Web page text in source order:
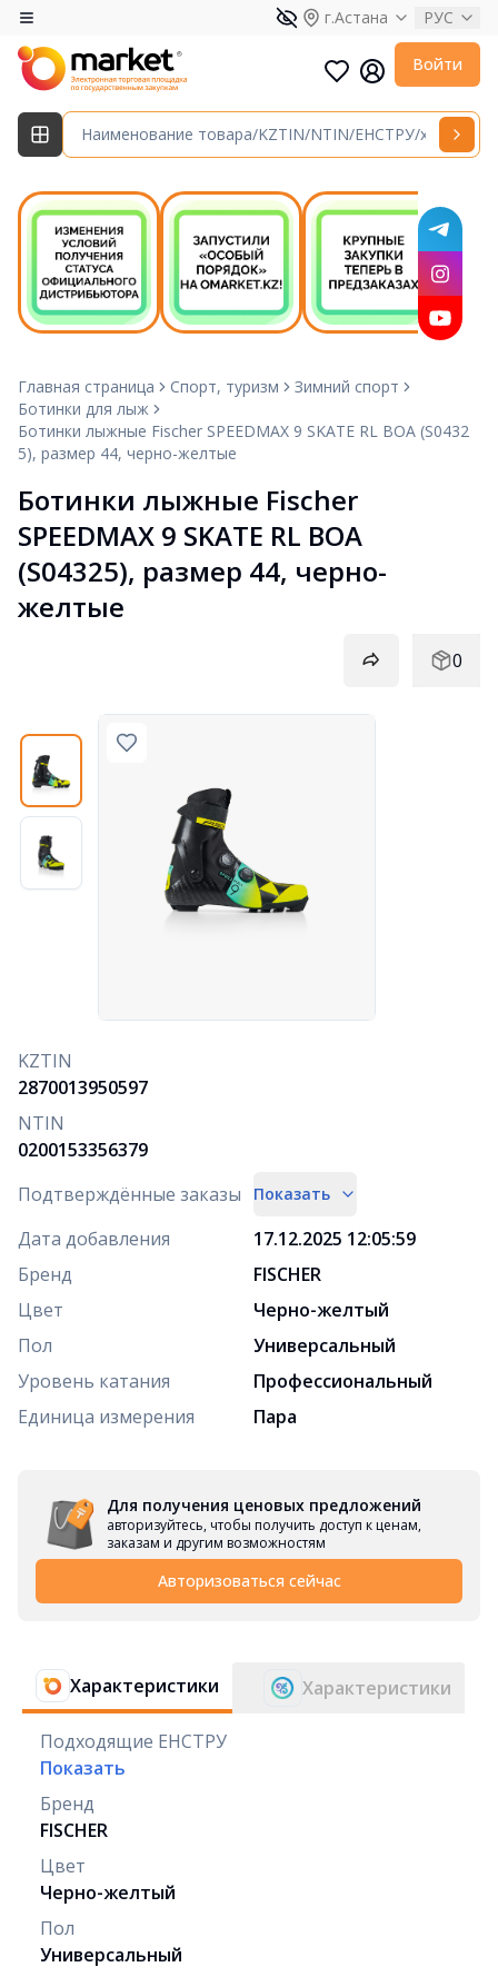
г.Астана РУС
Войти
Главная страница Спорт, туризм
Зимний спорт
Ботинки для лыж
Ботинки лыжные Fischer SPEEDMAX 9 SKATE RL BOA (S0432
5), размер 44, черно-желтые
Ботинки лыжные Fischer
SPEEDMAX 9 SKATE RL BOA
(S04325), размер 44, черно-
желтые
0
KZTIN
2870013950597
NTIN
0200153356379
Подтверждённые заказы
Показать
Дата добавления
17.12.2025 12:05:59
Бренд
FISCHER
Цвет
Черно-желтый
Пол
Универсальный
Уровень катания
Профессиональный
Единица измерения
Пара
Для получения ценовых предложений
авторизуйтесь, чтобы получить доступ к ценам,
заказам и другим возможностям
Авторизоваться сейчас
Характеристики Характеристики
Подходящие ЕНСТРУ
Показать
Бренд
FISCHER
Цвет
Черно-желтый
Пол
Универсальный